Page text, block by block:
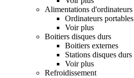
Alimentations d'ordinateurs
Ordinateurs portables
Voir plus
Boitiers disques durs
Boitiers externes
Stations disques durs
Voir plus
Refroidissement